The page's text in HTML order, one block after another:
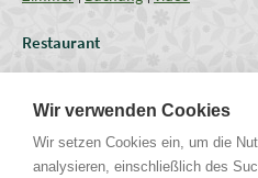
Restaurant
Tagungsräume Fassungsgrössen
Wir verwenden Cookies
Wir setzen Cookies ein, um die
analysieren, einschließlich des